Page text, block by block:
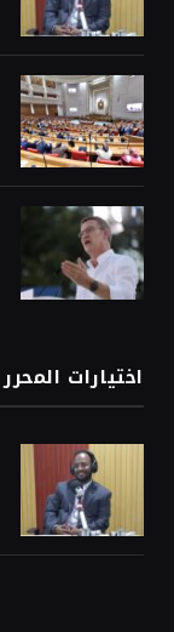
اختيارات المحرر